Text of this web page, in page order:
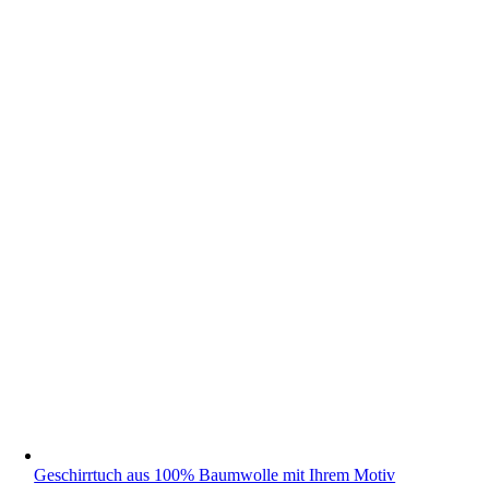
Geschirrtuch aus 100% Baumwolle mit Ihrem Motiv